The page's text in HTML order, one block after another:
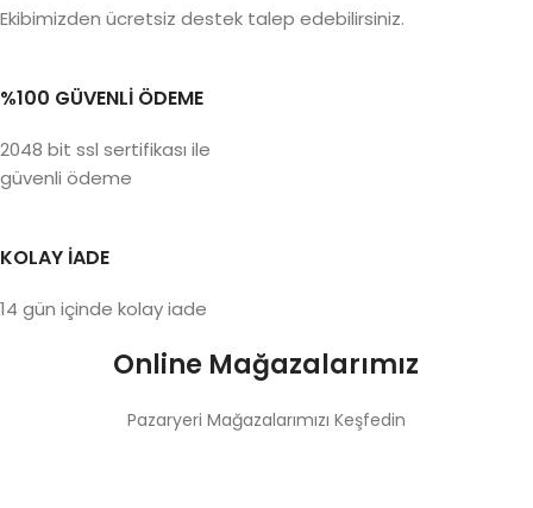
Ekibimizden ücretsiz destek talep edebilirsiniz.
%100 GÜVENLİ ÖDEME
2048 bit ssl sertifikası ile
güvenli ödeme
KOLAY İADE
14 gün içinde kolay iade
Online Mağazalarımız
Pazaryeri Mağazalarımızı Keşfedin